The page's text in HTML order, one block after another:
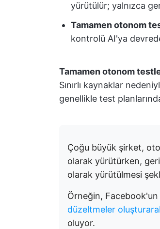
yürütülür; yalnızca
Tamamen otonom
kontrolü AI'ya
Tamamen otonom
Sınırlı kaynaklar
genellikle test
Çoğu büyük şirket,
olarak yürütürken,
olarak yürütülmesi
Örneğin, Facebook'un
düzeltmeler
oluyor.